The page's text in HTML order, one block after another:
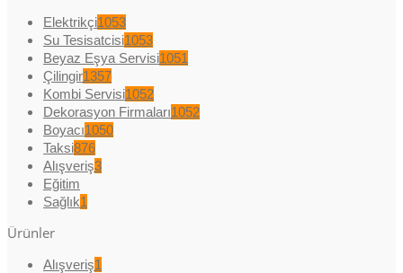
Elektrikçi1053
Su Tesisatcisi1053
Beyaz Eşya Servisi1051
Çilingir1357
Kombi Servisi1052
Dekorasyon Firmaları1052
Boyacı1050
Taksi876
Alışveriş3
Eğitim
Sağlık1
Ürünler
Alışveriş1